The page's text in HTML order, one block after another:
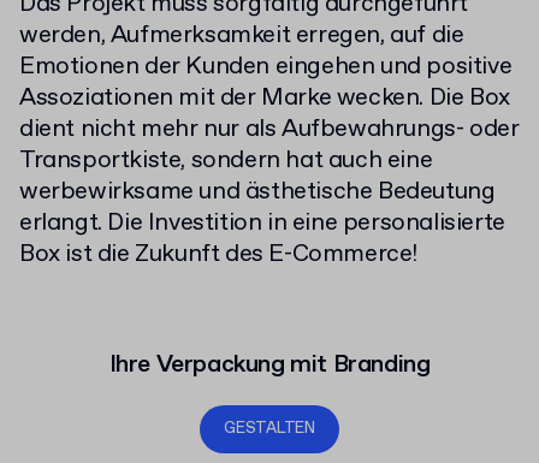
werden, Aufmerksamkeit erregen, auf die
Emotionen der Kunden eingehen und positive
Assoziationen mit der Marke wecken. Die Box
dient nicht mehr nur als Aufbewahrungs- oder
Transportkiste, sondern hat auch eine
werbewirksame und ästhetische Bedeutung
erlangt. Die Investition in eine personalisierte
Box ist die Zukunft des E-Commerce!
Ihre Verpackung mit Branding
GESTALTEN